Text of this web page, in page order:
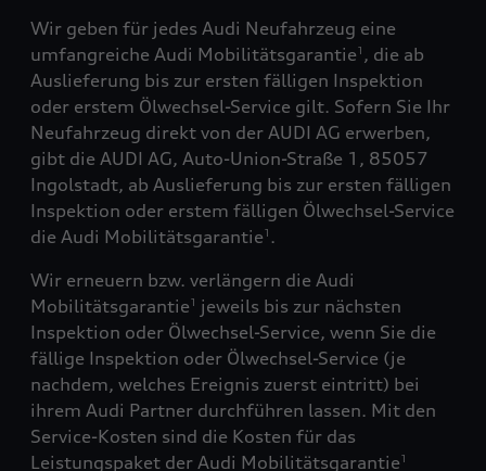
Wir geben für jedes Audi Neufahrzeug eine
umfangreiche Audi Mobilitätsgarantie1 , die ab
Auslieferung bis zur ersten fälligen Inspektion
oder erstem Ölwechsel-Service gilt. Sofern Sie Ihr
Neufahrzeug direkt von der AUDI AG erwerben,
gibt die AUDI AG, Auto-Union-Straße 1, 85057
Ingolstadt, ab Auslieferung bis zur ersten fälligen
Inspektion oder erstem fälligen Ölwechsel-Service
die Audi Mobilitätsgarantie1 .
Wir erneuern bzw. verlängern die Audi
Mobilitätsgarantie1
jeweils bis zur nächsten
Inspektion oder Ölwechsel-Service, wenn Sie die
fällige Inspektion oder Ölwechsel-Service (je
nachdem, welches Ereignis zuerst eintritt) bei
ihrem Audi Partner durchführen lassen. Mit den
Service-Kosten sind die Kosten für das
Leistungspaket der Audi Mobilitätsgarantie1